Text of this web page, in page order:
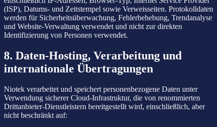
(ISP), Datums- und Zeitstempel sowie Verweisseiten. Protokolldaten
werden für Sicherheitsüberwachung, Fehlerbehebung, Trendanalyse
und Website-Verwaltung verwendet und nicht zur direkten
Identifizierung von Personen verwendet.
8. Daten-Hosting, Verarbeitung und
internationale Übertragungen
Niotek verarbeitet und speichert personenbezogene Daten unter
Verwendung sicherer Cloud-Infrastruktur, die von renommierten
Drittanbieter-Dienstleistern bereitgestellt wird, einschließlich, aber
nicht beschränkt auf: